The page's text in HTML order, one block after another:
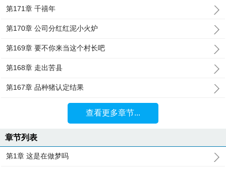
第171章 千禧年
第170章 公司分红红泥小火炉
第169章 要不你来当这个村长吧
第168章 走出苦县
第167章 品种猪认定结果
查看更多章节...
章节列表
第1章 这是在做梦吗